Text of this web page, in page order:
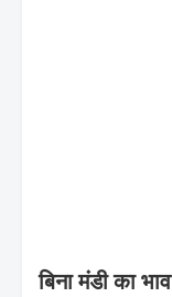
बिना मंडी का भाव